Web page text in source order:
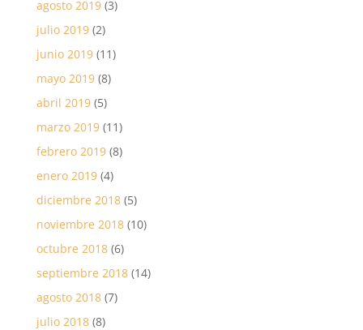
agosto 2019(3)
julio 2019(2)
junio 2019(11)
mayo 2019(8)
abril 2019(5)
marzo 2019(11)
febrero 2019(8)
enero 2019(4)
diciembre 2018(5)
noviembre 2018(10)
octubre 2018(6)
septiembre 2018(14)
agosto 2018(7)
julio 2018(8)